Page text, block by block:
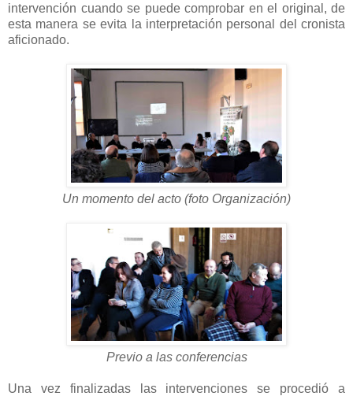
intervención cuando se puede comprobar en el original, de
esta manera se evita la interpretación personal del cronista
aficionado.
Un momento del acto (foto Organización)
Previo a las conferencias
Una vez finalizadas las intervenciones se procedió a